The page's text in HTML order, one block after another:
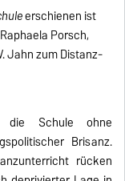
erschienen ist
Porsch,
Jahn zum Distanz-
die Schule ohne
Brisanz.
rücken